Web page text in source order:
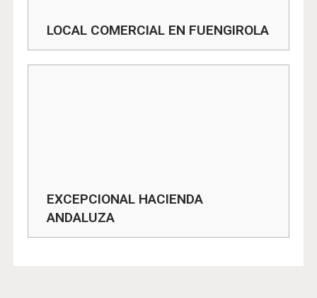
LOCAL COMERCIAL EN FUENGIROLA
EXCEPCIONAL HACIENDA
ANDALUZA